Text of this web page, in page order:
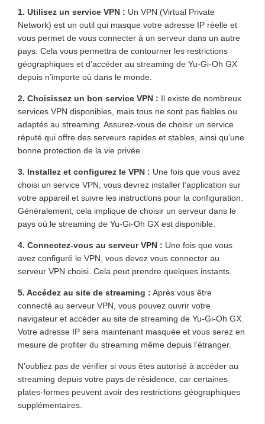
1. Utilisez un service VPN : Un VPN (Virtual Private
Network) est un outil qui masque votre adresse IP réelle et
vous permet de vous connecter à un serveur dans un autre
pays. Cela vous permettra de contourner les restrictions
géographiques et d’accéder au streaming de Yu-Gi-Oh GX
depuis n’importe où dans le monde.
2. Choisissez un bon service VPN : Il existe de nombreux
services VPN disponibles, mais tous ne sont pas fiables ou
adaptés au streaming. Assurez-vous de choisir un service
réputé qui offre des serveurs rapides et stables, ainsi qu’une
bonne protection de la vie privée.
3. Installez et configurez le VPN : Une fois que vous avez
choisi un service VPN, vous devrez installer l’application sur
votre appareil et suivre les instructions pour la configuration.
Généralement, cela implique de choisir un serveur dans le
pays où le streaming de Yu-Gi-Oh GX est disponible.
4. Connectez-vous au serveur VPN : Une fois que vous
avez configuré le VPN, vous devez vous connecter au
serveur VPN choisi. Cela peut prendre quelques instants.
5. Accédez au site de streaming : Après vous être
connecté au serveur VPN, vous pouvez ouvrir votre
navigateur et accéder au site de streaming de Yu-Gi-Oh GX.
Votre adresse IP sera maintenant masquée et vous serez en
mesure de profiter du streaming même depuis l’étranger.
N’oubliez pas de vérifier si vous êtes autorisé à accéder au
streaming depuis votre pays de résidence, car certaines
plates-formes peuvent avoir des restrictions géographiques
supplémentaires.